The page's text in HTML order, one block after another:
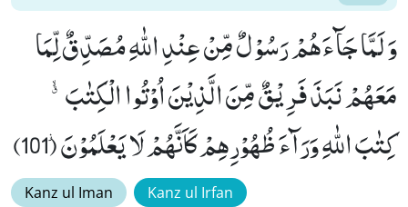
وَ لَمَّا جَآءَهُمْ رَسُوْلٌ مِّنْ عِنْدِ اللّٰهِ مُصَدِّقٌ لِّمَا
مَعَهُمْ نَبَذَ فَرِیْقٌ مِّنَ الَّذِیْنَ اُوْتُوا الْكِتٰبَۗۙ-
كِتٰبَ اللّٰهِ وَرَآءَ ظُهُوْرِهِمْ كَاَنَّهُمْ لَا یَعْلَمُوْنَ٘ (101)
Kanz ul Iman Kanz ul Irfan